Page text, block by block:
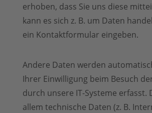
erhoben, dass Sie uns diese
kann es sich z. B. um Daten
ein Kontaktformular eingeben.
Andere Daten werden
Ihrer Einwilligung beim Besuch
durch unsere IT-Systeme erfasst.
allem technische Daten (z. B.